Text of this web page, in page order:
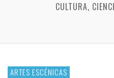
CULTURA,
ARTES ESCÉNICAS